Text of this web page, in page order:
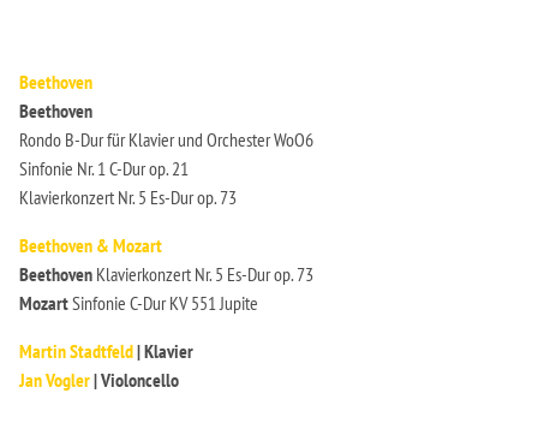
Beethoven
Beethoven
Rondo B-Dur für Klavier und Orchester WoO6
Sinfonie Nr. 1 C-Dur op. 21
Klavierkonzert Nr. 5 Es-Dur op. 73
Beethoven & Mozart
Beethoven Klavierkonzert Nr. 5 Es-Dur op. 73
MozartSinfonie C-Dur KV 551 Jupite
Martin Stadtfeld| Klavier
Jan Vogler| Violoncello